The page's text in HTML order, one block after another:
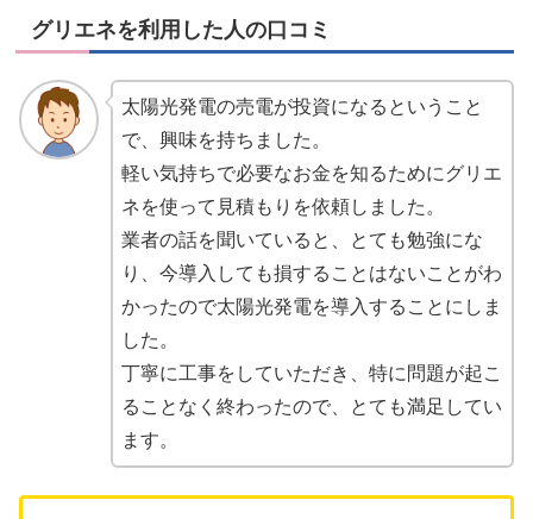
グリエネを利用した人の口コミ
太陽光発電の売電が投資になるということ
で、興味を持ちました。
軽い気持ちで必要なお金を知るためにグリエ
ネを使って見積もりを依頼しました。
業者の話を聞いていると、とても勉強にな
り、今導入しても損することはないことがわ
かったので太陽光発電を導入することにしま
した。
丁寧に工事をしていただき、特に問題が起こ
ることなく終わったので、とても満足してい
ます。